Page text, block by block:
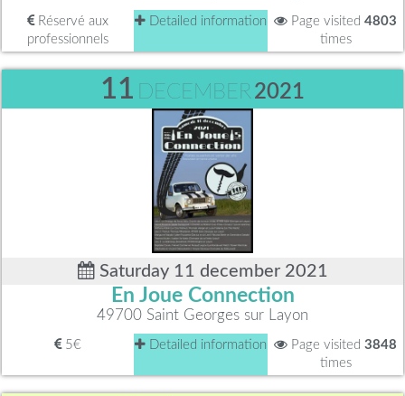
Réservé aux
professionnels
Detailed information Page visited 4803
times
11 DECEMBER2021
Saturday 11 december 2021
En Joue Connection
49700 Saint Georges sur Layon
5€ Detailed information Page visited 3848
times